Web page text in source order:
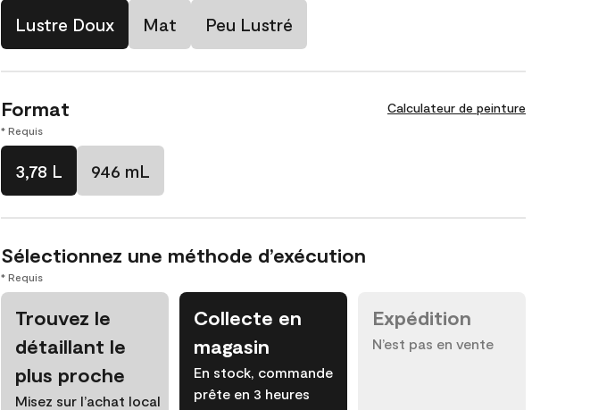
Lustre Doux Mat Peu Lustré
Format Calculateur de peinture
* Requis
3,78 L 946 mL
Sélectionnez une méthode d’exécution
* Requis
Trouvez le
détaillant le
plus proche
Misez sur l’achat local
Collecte en
magasin
En stock, commande
prête en 3 heures
Expédition
N’est pas en vente